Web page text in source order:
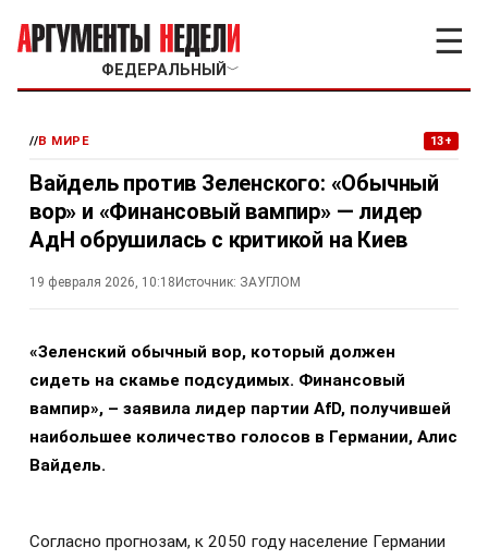
ФЕДЕРАЛЬНЫЙ ﹀
☰
//В МИРЕ 13+
Вайдель против Зеленского: «Обычный
вор» и «Финансовый вампир» — лидер
АдН обрушилась с критикой на Киев
19 февраля 2026, 10:18 Источник: ЗАУГЛОМ
«Зеленский обычный вор, который должен
сидеть на скамье подсудимых. Финансовый
вампир», – заявила лидер партии AfD, получившей
наибольшее количество голосов в Германии, Алис
Вайдель.
Согласно прогнозам, к 2050 году население Германии